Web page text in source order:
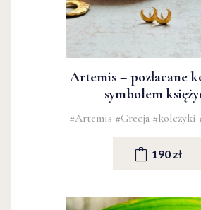
Artemis – pozłacane
symbolem
#Artemis #Grecja #kolczyki
190 zł